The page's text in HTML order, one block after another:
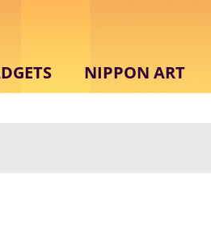
NIPPON ART